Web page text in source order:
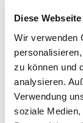
Diese
Wir verwenden
zu können und
analysieren.
Verwendung
soziale
length 653